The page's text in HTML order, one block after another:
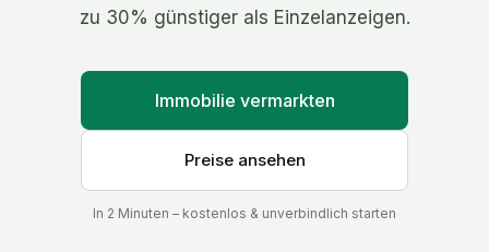
zu 30% günstiger als Einzelanzeigen.
Immobilie vermarkten
Preise ansehen
In 2 Minuten – kostenlos & unverbindlich starten